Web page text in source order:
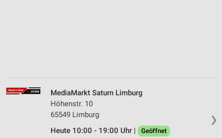
❯
MediaMarkt Saturn Limburg
Höhenstr. 10
65549 Limburg
Heute 10:00 - 19:00 Uhr |
Geöffnet